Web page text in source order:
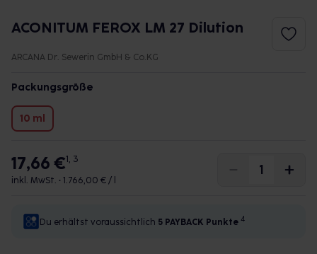
ACONITUM FEROX LM 27 Dilution
ARCANA Dr. Sewerin GmbH & Co.KG
Packungsgröße
10 ml
17,66 €1, 3
inkl. MwSt. • 1.766,00 € / l
Du erhältst voraussichtlich 5 PAYBACK Punkte 4